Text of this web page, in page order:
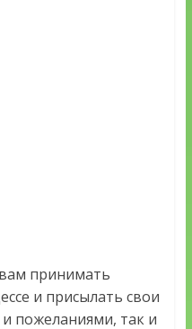
принимать
и присылать свои
пожеланиями, так и